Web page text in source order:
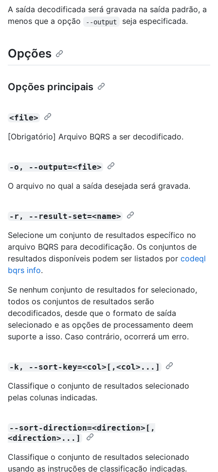
A saída decodificada será gravada na saída padrão, a
menos que a opção
--output seja especificada.
Opções
Opções principais
<file>
[Obrigatório] Arquivo BQRS a ser decodificado.
-o, --output=<file>
O arquivo no qual a saída desejada será gravada.
-r, --result-set=<name>
Selecione um conjunto de resultados específico no
arquivo BQRS para decodificação. Os conjuntos de
resultados disponíveis podem ser listados por codeql
bqrs info.
Se nenhum conjunto de resultados for selecionado,
todos os conjuntos de resultados serão
decodificados, desde que o formato de saída
selecionado e as opções de processamento deem
suporte a isso. Caso contrário, ocorrerá um erro.
-k, --sort-key=<col>[,<col>...]
Classifique o conjunto de resultados selecionado
pelas colunas indicadas.
--sort-direction=<direction>[,
<direction>...]
Classifique o conjunto de resultados selecionado
usando as instruções de classificação indicadas.